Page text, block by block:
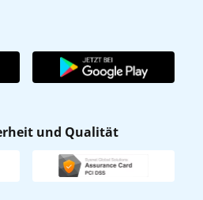
und Qualität